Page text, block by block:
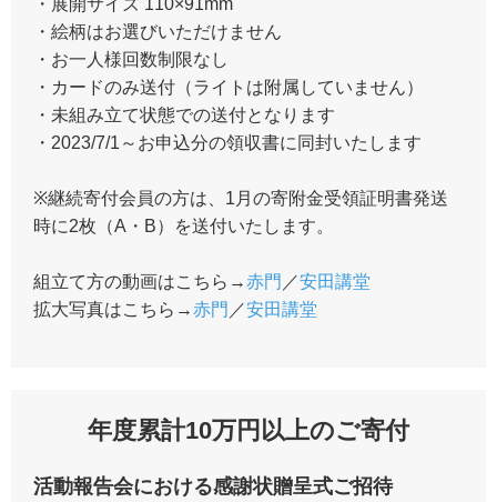
・絵柄はお選びいただけません
・お一人様回数制限なし
・カードのみ送付（ライトは附属していません）
・未組み立て状態での送付となります
・2023/7/1～お申込分の領収書に同封いたします
※継続寄付会員の方は、1月の寄附金受領証明書発送
時に2枚（A・B）を送付いたします。
組立て方の動画はこちら→赤門 ／安田講堂
拡大写真はこちら→赤門 ／安田講堂
年度累計10万円以上のご寄付
活動報告会における感謝状贈呈式ご招待